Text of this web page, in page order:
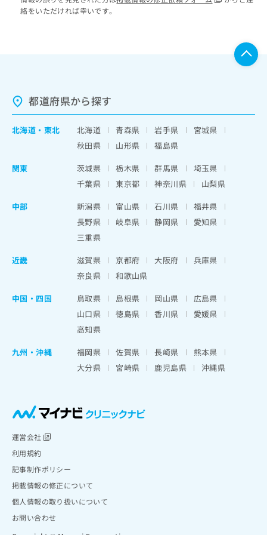
絡をいただければ幸いです。
都道府県から探す
北海道 ・ 東北 北海道 青森県 岩手県
宮城県
秋田県
山形県
福島県
関東
茨城県 栃木県 群馬県
埼玉県
千葉県
東京都 神奈川県
山梨県
中部
新潟県 富山県 石川県
福井県
長野県
岐阜県 静岡県
愛知県
三重県
近畿
滋賀県 京都府 大阪府
兵庫県
奈良県
和歌山県
中国・四国
鳥取県 島根県 岡山県
広島県
山口県
徳島県 香川県
愛媛県
高知県
九州・沖縄
福岡県 佐賀県 長崎県
熊本県
大分県
宮崎県 鹿児島県 沖縄県
運営会社
利用規約
記事制作ポリシー
掲載情報の修正について
個人情報の取り扱いについて
お問い合わせ